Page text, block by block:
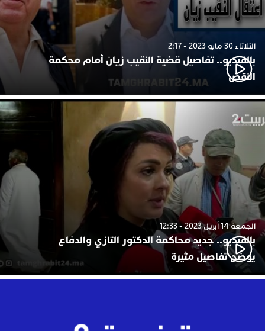
الثلاثاء 30 مايو 2023 - 2:17
بالفيديو.. تفاصيل قضية النقيب زيان أمام محكمة
النقض
الجمعة 14 أبريل 2023 - 12:33
بالفيديو.. جديد محاكمة الدكتور التازي والدفاع
يوضح تفاصيل مثيرة